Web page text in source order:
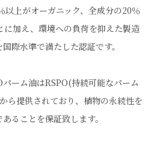
以上がオーガニック、全成分の20％
に加え、環境への負荷を抑えた製造
際水準で満たした認証です。
ーム油はRSPO(持続可能なパーム
ら提供されており、植物の永続性を
ることを保証致します。